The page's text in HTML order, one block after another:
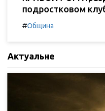
подростковом
#Община
Актуальне